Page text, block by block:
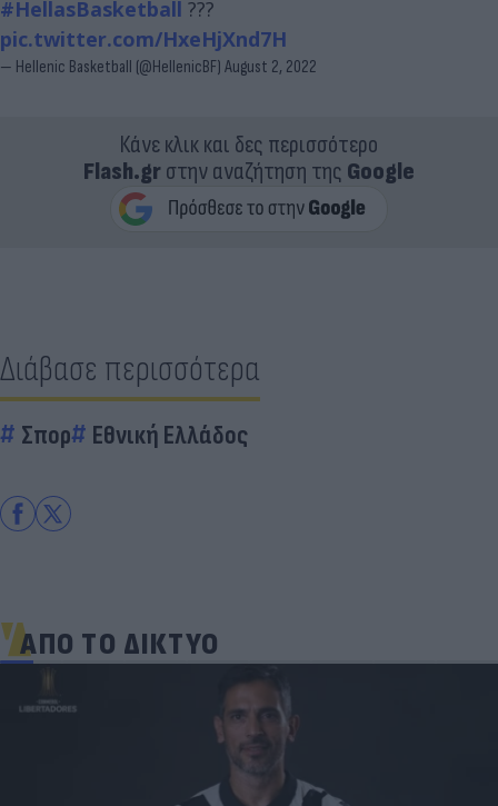
#HellasBasketball ???
pic.twitter.com/HxeHjXnd7H
— Hellenic Basketball (@HellenicBF) August 2, 2022
Κάνε κλικ και δες περισσότερο
Flash.grστην αναζήτηση της Google
Διάβασε περισσότερα
Σπορ Εθνική Ελλάδος
ΑΠΟ ΤΟ ΔΙΚΤΥΟ
Γιατί οι Έλληνες γελάσαμε πολύ με τη νέα
φανέλα του Σαλάχ (αλλά δεν είναι, προφανώς,
αυτό που νομίζουμε)